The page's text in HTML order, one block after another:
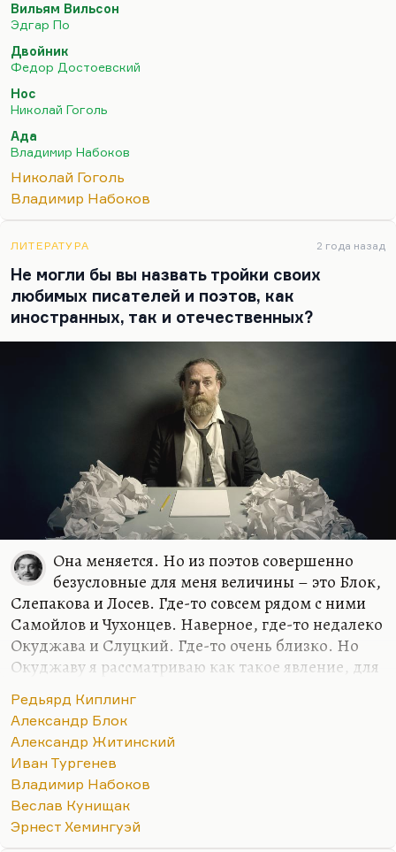
инквизитор более важная идея, более интересная
история. В чем важность идеи? Я не говорю о том,
что он прекрасно написан. Прекрасно описан
дебют безумия и раздвоение Голядкина. Я
думаю, важность этой идеи даже не в том, что
наглые, успешные люди, что, условно говоря,
всегда есть наш успешный двойник. Условно
говоря, наши неудачи – это чьи-то…
Вильям Вильсон
Эдгар По
Двойник
Федор Достоевский
Нос
Николай Гоголь
Ада
Владимир Набоков
Николай Гоголь
Владимир Набоков
ЛИТЕРАТУРА 2 года назад
Не могли бы вы назвать тройки своих
любимых писателей и поэтов, как
иностранных, так и отечественных?
Она меняется. Но из поэтов совершенно
безусловные для меня величины – это Блок,
Слепакова и Лосев. Где-то совсем рядом с ними
Самойлов и Чухонцев. Наверное, где-то недалеко
Окуджава и Слуцкий. Где-то очень близко. Но
Окуджаву я рассматриваю как такое явление, для
конгломерат нерасчленимый. Видите, семерку
только могу назвать. Но в самом первом ряду
люди, который я люблю кровной,
нерасторжимой любовью. Блок, Слепакова и
Лосев. Наверное, вот так.
Мне при первом знакомстве Кенжеев сказал:
Редьярд Киплинг
Александр Блок
Александр Житинский
Иван Тургенев
Владимир Набоков
Веслав Кунищак
Эрнест Хемингуэй